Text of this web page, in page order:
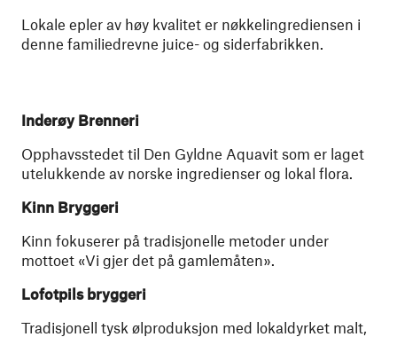
Lokale epler av høy kvalitet er nøkkelingrediensen i
denne familiedrevne juice- og siderfabrikken.
Inderøy Brenneri
Opphavsstedet til Den Gyldne Aquavit som er laget
utelukkende av norske ingredienser og lokal flora.
Kinn Bryggeri
Kinn fokuserer på tradisjonelle metoder under
mottoet «Vi gjer det på gamlemåten».
Lofotpils bryggeri
Tradisjonell tysk ølproduksjon med lokaldyrket malt,